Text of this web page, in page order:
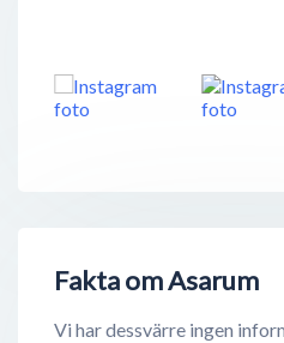
Fakta om Asarum
Vi har dessvärre ingen